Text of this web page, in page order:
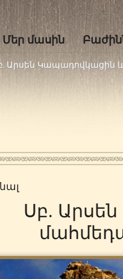
Մեր մասին
Արսեն Կապադովկացին
Սբ.